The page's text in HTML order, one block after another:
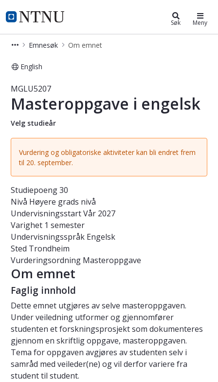
NTNU Hjemmeside
Studier Søk Meny
Emnesøk Om emnet
English
Emne - Masteroppgave i engelsk -
MGLU5207
Masteroppgave i engelsk
Velg studieår
Vurdering og obligatoriske aktiviteter kan bli endret frem
til 20. september.
Studiepoeng30
Nivå Høyere grads nivå
UndervisningsstartVår 2027
Varighet 1 semester
Undervisningsspråk Engelsk
Sted Trondheim
Vurderingsordning Masteroppgave
Om emnet
Faglig innhold
Dette emnet utgjøres av selve masteroppgaven.
Under veiledning utformer og gjennomfører
studenten et forskningsprosjekt som dokumenteres
gjennom en skriftlig oppgave, masteroppgaven.
Tema for oppgaven avgjøres av studenten selv i
samråd med veileder(ne) og vil derfor variere fra
student til student.